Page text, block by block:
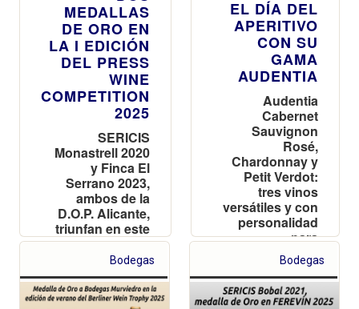
MEDALLAS
DE ORO EN
LA I EDICIÓN
DEL PRESS
WINE
COMPETITION
2025
SERICIS
Monastrell 2020
y Finca El
Serrano 2023,
ambos de la
D.O.P. Alicante,
triunfan en este
certamen
organizado por
la AEPEV
EL DÍA DEL
APERITIVO
CON SU
GAMA
AUDENTIA
Audentia
Cabernet
Sauvignon
Rosé,
Chardonnay y
Petit Verdot:
tres vinos
versátiles y con
personalidad
para
acompañar las
tapas en el Día
Mundial del
Aperitivo
Bodegas Bodegas